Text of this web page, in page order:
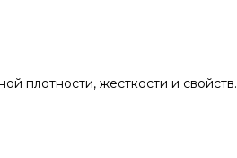
плотности, жесткости и свойств.